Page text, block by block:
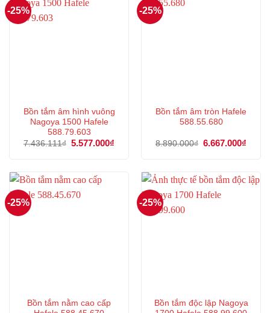
-25%
Bồn tắm âm hình vuông
Nagoya 1500 Hafele
588.79.603
7.436.111₫ Giá
5.577.000₫
5.577.000₫.
-25%
Bồn tắm âm tròn Hafele
588.55.680
8.890.000₫ Giá
6.667.000₫
-25%
Bồn tắm nằm cao cấp
-25%
Bồn tắm độc lập Nagoya